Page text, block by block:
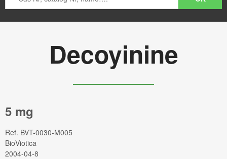
Decoyinine
5 mg
Ref. BVT-0030-M005
BioViotica
2004-04-8